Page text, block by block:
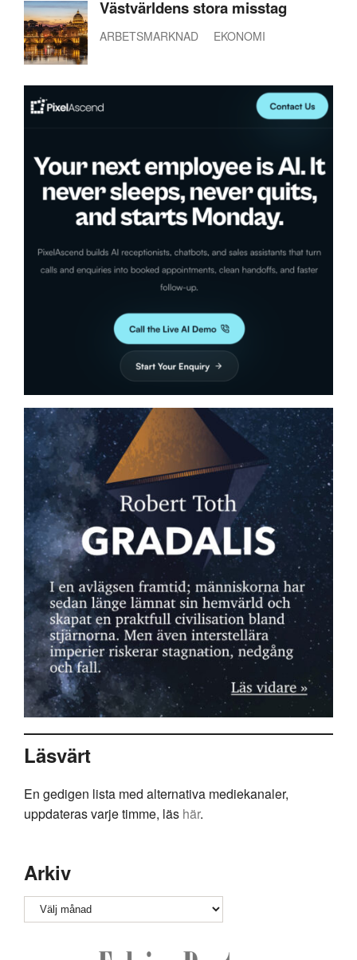
Västvärldens stora misstag
ARBETSMARKNAD EKONOMI
Läsvärt
En gedigen lista med alternativa mediekanaler,
uppdateras varje timme, läs här.
Arkiv
Arkiv